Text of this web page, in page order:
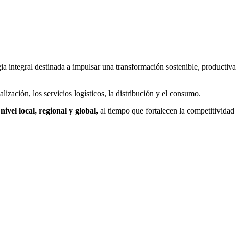
integral destinada a impulsar una transformación sostenible, productiva
los servicios logísticos, la distribución y el consumo.
local, regional y global, al tiempo que fortalecen la competitividad